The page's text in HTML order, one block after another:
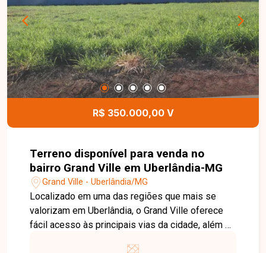
aquecimento solar. Como diferencial, o imóvel
permite ao comprador escolher entre piscina ou
spa, personalizando o projeto conforme seu
estilo de vida. Entre em contato com a Delta
Imóveis e agende sua visita. Nossa equipe está
pronta para apresentar todos os detalhes deste
imóvel e ajudar você a encontrar o imóvel ideal
para viver com conforto, sofisticação e
R$ 350.000,00 V
Terreno disponível para venda no
bairro Grand Ville em Uberlândia-MG
Grand Ville - Uberlândia/MG
Localizado em uma das regiões que mais se
valorizam em Uberlândia, o Grand Ville oferece
fácil acesso às principais vias da cidade, além de